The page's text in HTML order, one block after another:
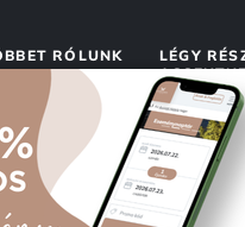
RÓLUNK
LÉGY
Accent